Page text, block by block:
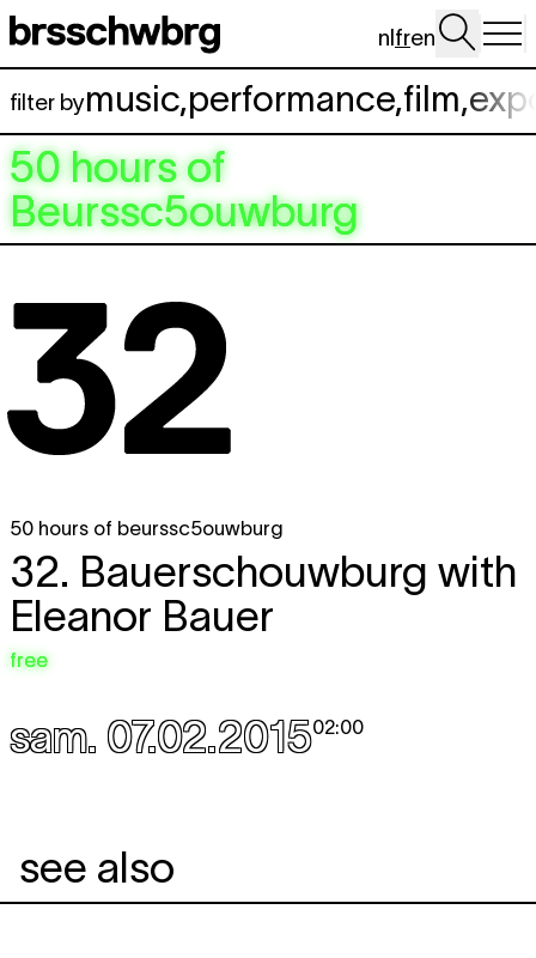
Aller au contenu principal
nlfren
filter bymusic,performance,film,
50 hours of
Beurssc5ouwburg
50 hours of beurssc5ouwburg
32. Bauerschouwburg with
Eleanor Bauer
free
sam. 07.02.201502:00
see also